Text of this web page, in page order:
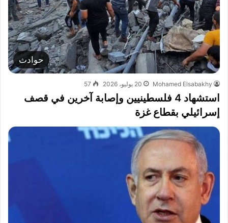
حوادث
Mohamed Elsabakhy 20 يوليو، 2026 57
استشهاد 4 فلسطينيين وإصابة آخرين في قصف
إسرائيلي بقطاع غزة